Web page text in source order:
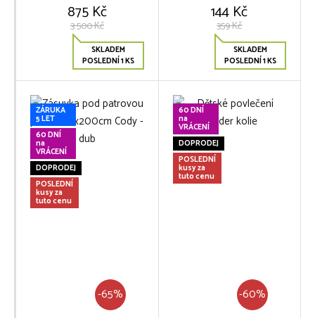
875 Kč
3 500 Kč
SKLADEM
POSLEDNÍ 1 KS
144 Kč
359 Kč
SKLADEM
POSLEDNÍ 1 KS
ZÁRUKA
5 LET
60 DNÍ
na
VRÁCENÍ
DOPRODEJ
POSLEDNÍ
kusy za
tuto cenu
-65%
60 DNÍ
na
VRÁCENÍ
DOPRODEJ
POSLEDNÍ
kusy za
tuto cenu
-60%